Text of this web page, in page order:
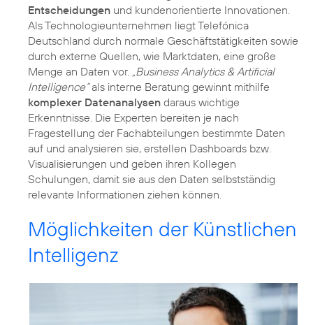
Entscheidungen und kundenorientierte Innovationen.
Als Technologieunternehmen liegt Telefónica
Deutschland durch normale Geschäftstätigkeiten sowie
durch externe Quellen, wie Marktdaten, eine große
Menge an Daten vor. „Business Analytics & Artificial
Intelligence“als interne Beratung gewinnt mithilfe
komplexer Datenanalysen daraus wichtige
Erkenntnisse. Die Experten bereiten je nach
Fragestellung der Fachabteilungen bestimmte Daten
auf und analysieren sie, erstellen Dashboards bzw.
Visualisierungen und geben ihren Kollegen
Schulungen, damit sie aus den Daten selbstständig
relevante Informationen ziehen können.
Möglichkeiten der Künstlichen
Intelligenz